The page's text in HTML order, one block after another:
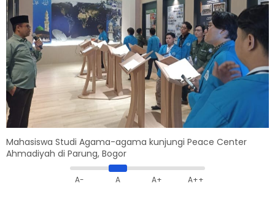
Mahasiswa Studi Agama-agama kunjungi Peace Center
Ahmadiyah di Parung, Bogor
A- A A+ A++